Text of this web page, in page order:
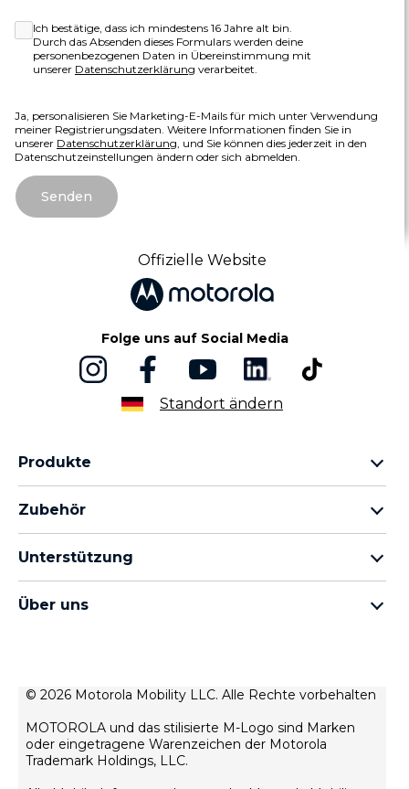
Ich bestätige, dass ich mindestens 16 Jahre alt bin.
Durch das Absenden dieses Formulars werden deine
personenbezogenen Daten in Übereinstimmung mit
unserer Datenschutzerklärung verarbeitet.
Ja, personalisieren Sie Marketing-E-Mails für mich unter Verwendung
meiner Registrierungsdaten. Weitere Informationen finden Sie in
unserer Datenschutzerklärung , und Sie können dies jederzeit in den
Datenschutzeinstellungen ändern oder sich abmelden.
Senden
Offizielle Website
Folge uns auf Social Media
Standort ändern
Produkte
moto g Familie
thinkphone by motorola
Zubehör
moto tag
Unterstützung
Meine Bestellungen
Reparaturstatus
Wiederherstellung und Smart-Assistent
motorola impressum
Über uns
Verkaufsbedingungen
Datenschutz
Innovation
© 2026 Motorola Mobility LLC. Alle Rechte vorbehalten
MOTOROLA und das stilisierte M-Logo sind Marken
oder eingetragene Warenzeichen der Motorola
Trademark Holdings, LLC.